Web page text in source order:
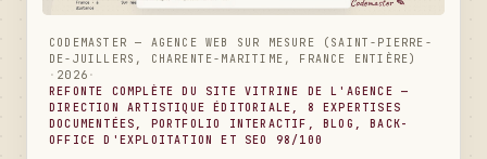
CODEMASTER — AGENCE WEB SUR MESURE (SAINT-PIERRE-
DE-JUILLERS, CHARENTE-MARITIME, FRANCE ENTIÈRE)
· 2026 ·
REFONTE COMPLÈTE DU SITE VITRINE DE L'AGENCE —
DIRECTION ARTISTIQUE ÉDITORIALE, 8 EXPERTISES
DOCUMENTÉES, PORTFOLIO INTERACTIF, BLOG, BACK-
OFFICE D'EXPLOITATION ET SEO 98/100